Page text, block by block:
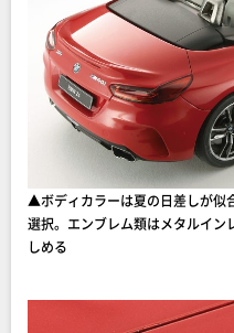
▲ボディカラーは夏の日差しが似
選択。エンブレム類はメタルイン
しめる